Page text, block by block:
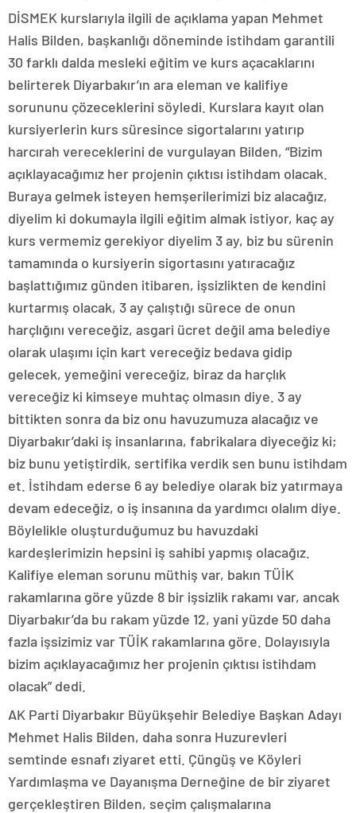
DİSMEK kurslarıyla ilgili de açıklama yapan Mehmet
Halis Bilden, başkanlığı döneminde istihdam garantili
30 farklı dalda mesleki eğitim ve kurs açacaklarını
belirterek Diyarbakır’ın ara eleman ve kalifiye
sorununu çözeceklerini söyledi. Kurslara kayıt olan
kursiyerlerin kurs süresince sigortalarını yatırıp
harcırah vereceklerini de vurgulayan Bilden, “Bizim
açıklayacağımız her projenin çıktısı istihdam olacak.
Buraya gelmek isteyen hemşerilerimizi biz alacağız,
diyelim ki dokumayla ilgili eğitim almak istiyor, kaç ay
kurs vermemiz gerekiyor diyelim 3 ay, biz bu sürenin
tamamında o kursiyerin sigortasını yatıracağız
başlattığımız günden itibaren, işsizlikten de kendini
kurtarmış olacak, 3 ay çalıştığı sürece de onun
harçlığını vereceğiz, asgari ücret değil ama belediye
olarak ulaşımı için kart vereceğiz bedava gidip
gelecek, yemeğini vereceğiz, biraz da harçlık
vereceğiz ki kimseye muhtaç olmasın diye. 3 ay
bittikten sonra da biz onu havuzumuza alacağız ve
Diyarbakır’daki iş insanlarına, fabrikalara diyeceğiz ki;
biz bunu yetiştirdik, sertifika verdik sen bunu istihdam
et. İstihdam ederse 6 ay belediye olarak biz yatırmaya
devam edeceğiz, o iş insanına da yardımcı olalım diye.
Böylelikle oluşturduğumuz bu havuzdaki
kardeşlerimizin hepsini iş sahibi yapmış olacağız.
Kalifiye eleman sorunu müthiş var, bakın TÜİK
rakamlarına göre yüzde 8 bir işsizlik rakamı var, ancak
Diyarbakır’da bu rakam yüzde 12, yani yüzde 50 daha
fazla işsizimiz var TÜİK rakamlarına göre. Dolayısıyla
bizim açıklayacağımız her projenin çıktısı istihdam
olacak” dedi.
AK Parti Diyarbakır Büyükşehir Belediye Başkan Adayı
Mehmet Halis Bilden, daha sonra Huzurevleri
semtinde esnafı ziyaret etti. Çüngüş ve Köyleri
Yardımlaşma ve Dayanışma Derneğine de bir ziyaret
gerçekleştiren Bilden, seçim çalışmalarına